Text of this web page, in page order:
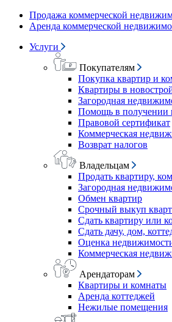
Продажа коммерческой
Аренда коммерческой
Услуги
Покупателям
Покупка квартир и
Квартиры в
Загородная
Помощь в получении
Правовой сертификат
Коммерческая
Возврат налогов
Владельцам
Продать квартиру,
Загородная
Обмен квартир
Срочный выкуп
Сдать квартиру или
Сдать дачу, дом,
Оценка
Коммерческая
Арендаторам
Квартиры и комнаты
Аренда коттеджей
Нежилые помещения